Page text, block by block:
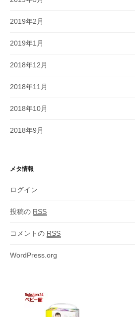
2019年2月
2019年1月
2018年12月
2018年11月
2018年10月
2018年9月
メタ情報
ログイン
投稿の RSS
コメントの RSS
WordPress.org